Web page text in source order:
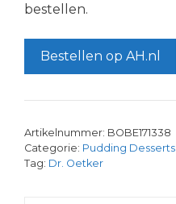
bestellen.
Bestellen op AH.nl
Artikelnummer: BOBE171338
Categorie: Pudding Desserts
Tag: Dr. Oetker